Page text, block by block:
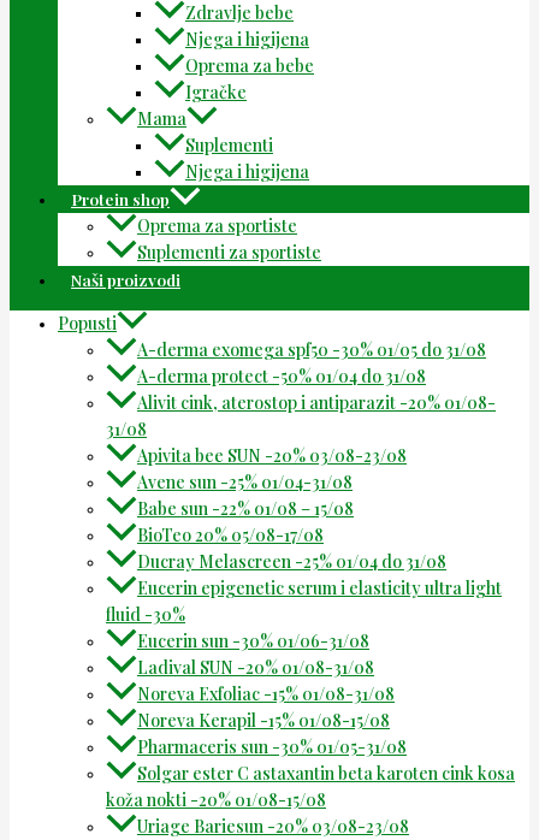
Zdravlje bebe
Njega i higijena
Oprema za bebe
Igračke
Mama
Suplementi
Njega i higijena
Protein shop
Oprema za sportiste
Suplementi za sportiste
Naši proizvodi
Popusti
A-derma exomega spf50 -30% 01/05 do 31/08
A-derma protect -50% 01/04 do 31/08
Alivit cink, aterostop i antiparazit -20% 01/08-
31/08
Apivita bee SUN -20% 03/08-23/08
Avene sun -25% 01/04-31/08
Babe sun -22% 01/08 – 15/08
BioTeo 20% 05/08-17/08
Ducray Melascreen -25% 01/04 do 31/08
Eucerin epigenetic serum i elasticity ultra light
fluid -30%
Eucerin sun -30% 01/06-31/08
Ladival SUN -20% 01/08-31/08
Noreva Exfoliac -15% 01/08-31/08
Noreva Kerapil -15% 01/08-15/08
Pharmaceris sun -30% 01/05-31/08
Solgar ester C astaxantin beta karoten cink kosa
koža nokti -20% 01/08-15/08
Uriage Bariesun -20% 03/08-23/08